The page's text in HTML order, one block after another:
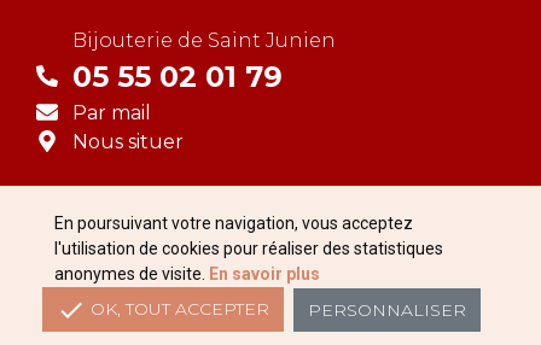
Bijouterie de Saint Junien
05 55 02 01 79
Par mail
Nous situer
© 2026 - Bijouterie Pugellier
Réalisation Buildeo
En poursuivant votre navigation, vous acceptez
l'utilisation de cookies pour réaliser des statistiques
anonymes de visite.
En savoir plus
 OK, TOUT ACCEPTER PERSONNALISER